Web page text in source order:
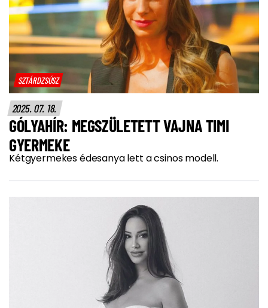
SZTÁRDZSÚSZ
2025. 07. 18.
GÓLYAHÍR: MEGSZÜLETETT VAJNA TIMI
GYERMEKE
Kétgyermekes édesanya lett a csinos modell.